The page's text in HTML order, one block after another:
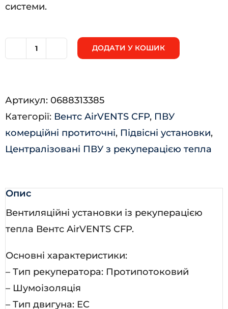
системи.
Л-
А21
кількість
ДОДАТИ У КОШИК
Артикул: 0688313385
Категорії: Вентс AirVENTS CFP, ПВУ
комерційні протиточні, Підвісні установки,
Централізовані ПВУ з рекуперацією тепла
Опис
Вентиляційні установки із рекуперацією
тепла Вентс AirVENTS CFP.
Основні характеристики:
– Тип рекуператора: Протипотоковий
– Шумоізоляція
– Тип двигуна: EC